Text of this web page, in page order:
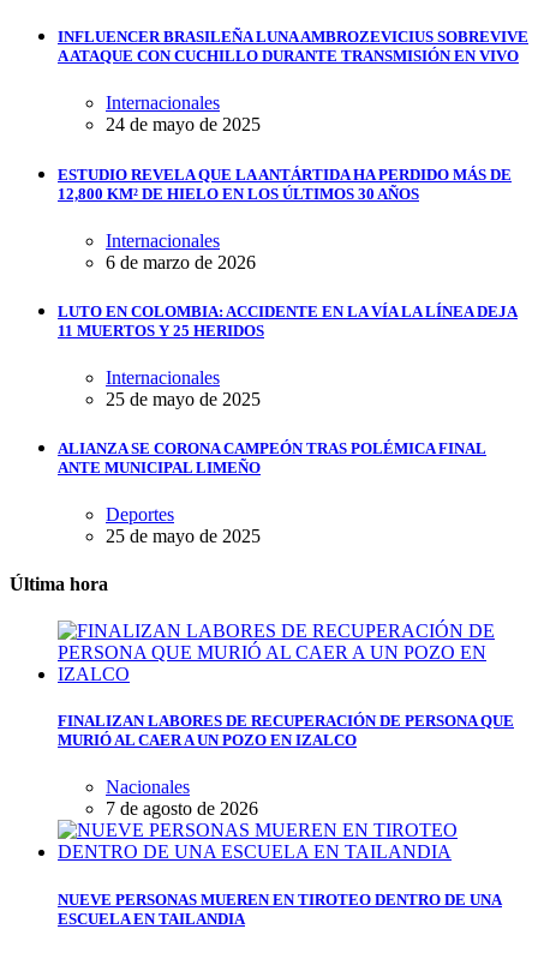
INFLUENCER BRASILEÑA LUNA AMBROZEVICIUS SOBREVIVE
A ATAQUE CON CUCHILLO DURANTE TRANSMISIÓN EN VIVO
Internacionales
24 de mayo de 2025
ESTUDIO REVELA QUE LA ANTÁRTIDA HA PERDIDO MÁS DE
12,800 KM² DE HIELO EN LOS ÚLTIMOS 30 AÑOS
Internacionales
6 de marzo de 2026
LUTO EN COLOMBIA: ACCIDENTE EN LA VÍA LA LÍNEA DEJA
11 MUERTOS Y 25 HERIDOS
Internacionales
25 de mayo de 2025
ALIANZA SE CORONA CAMPEÓN TRAS POLÉMICA FINAL
ANTE MUNICIPAL LIMEÑO
Deportes
25 de mayo de 2025
Última hora
FINALIZAN LABORES DE RECUPERACIÓN DE PERSONA QUE
MURIÓ AL CAER A UN POZO EN IZALCO
Nacionales
7 de agosto de 2026
NUEVE PERSONAS MUEREN EN TIROTEO DENTRO DE UNA
ESCUELA EN TAILANDIA